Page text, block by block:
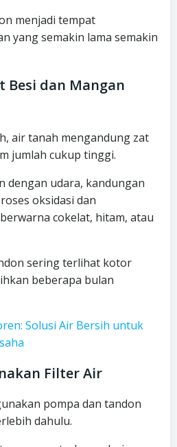
menjadi tempat
yang semakin lama semakin
Besi dan Mangan
air tanah mengandung zat
jumlah cukup tinggi.
dengan udara, kandungan
oksidasi dan
cokelat, hitam, atau
sering terlihat kotor
beberapa bulan
Solusi Air Bersih untuk
Filter Air
pompa dan tandon
dahulu.